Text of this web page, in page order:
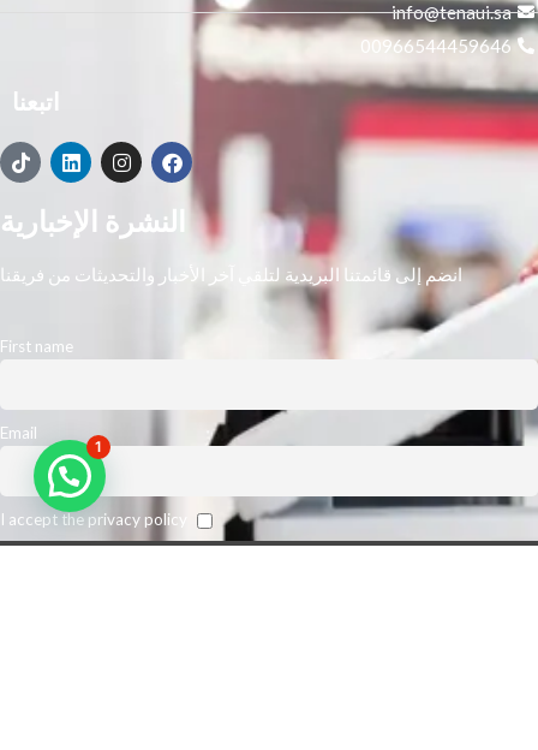
info@tenaui.sa
00966544459646
اتبعنا
النشرة الإخبارية
انضم إلى قائمتنا البريدية لتلقي آخر الأخبار والتحديثات من فريقنا
First name
Email
1